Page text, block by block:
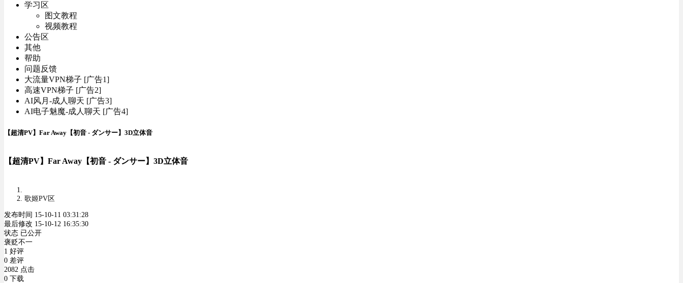
学习区
图文教程
视频教程
公告区
其他
帮助
问题反馈
大流量VPN梯子 [广告1]
高速VPN梯子 [广告2]
AI风月-成人聊天 [广告3]
AI电子魅魔-成人聊天 [广告4]
【超清PV】Far Away【初音 - ダンサー】3D立体音
【超清PV】Far Away【初音 - ダンサー】3D立体音
歌姬PV区
发布时间 15-10-11 03:31:28
最后修改 15-10-12 16:35:30
状态 已公开
褒贬不一
1 好评
0 差评
2082 点击
0 下载